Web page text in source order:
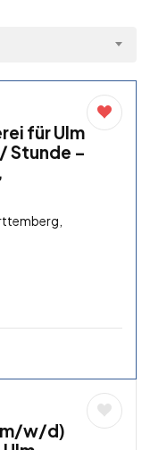
für Ulm
Stunde –
w/d)